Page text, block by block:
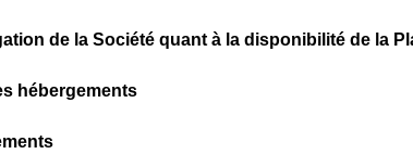
de la Société quant à la disponibilité de la
hébergements